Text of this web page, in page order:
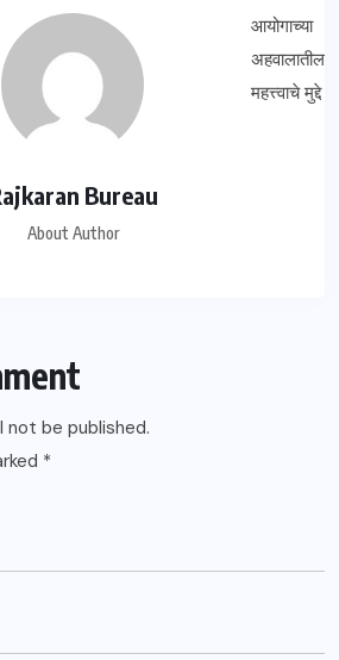
Bureau
About Author
not be published.
*